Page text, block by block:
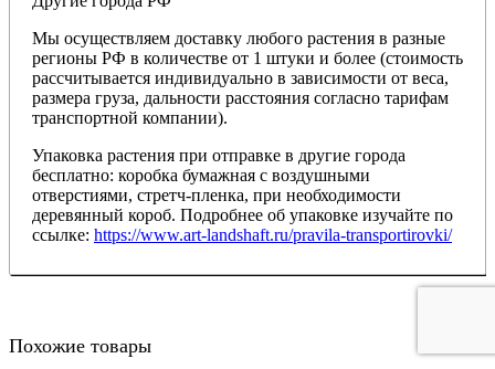
Мы осуществляем доставку любого растения в разные
регионы РФ в количестве от 1 штуки и более (стоимость
рассчитывается индивидуально в зависимости от веса,
размера груза, дальности расстояния согласно тарифам
транспортной компании).
Упаковка растения при отправке в другие города
бесплатно: коробка бумажная с воздушными
отверстиями, стретч-пленка, при необходимости
деревянный короб. Подробнее об упаковке изучайте по
ссылке: https://www.art-landshaft.ru/pravila-transportirovki/
Похожие товары